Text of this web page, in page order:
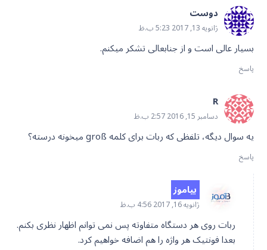
دوست
ژانویه 13, 2017 5:23 ب.ظ
بسیار عالی است و از جنابعالی تشکر میکنم.
پاسخ
R
دسامبر 15, 2016 2:57 ب.ظ
یه سوال دیگه، تلفظی که ربات برای کلمه groß میخونه درسته؟
پاسخ
بیاموز
ژانویه 16, 2017 4:56 ب.ظ
ربات روی هر دستگاه متفاوته پس نمی توانم اظهار نظری بکنم.
بعدا فونتیک هر واژه را هم اضافه خواهیم کرد.